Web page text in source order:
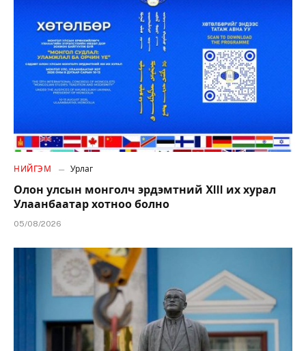
НИЙГЭМ Урлаг
Олон улсын монголч эрдэмтний XIII их хурал
Улаанбаатар хотноо болно
05/08/2026